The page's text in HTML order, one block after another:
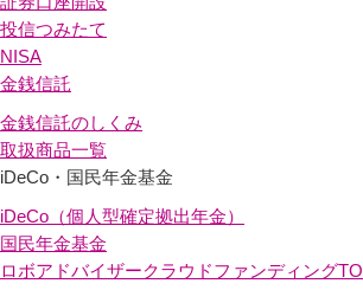
投信つみたて
NISA
金銭信託
金銭信託のしくみ
取扱商品一覧
iDeCo・国民年金基金
iDeCo（個人型確定拠出年金）
国民年金基金
ロボアドバイザークラウドファンディング